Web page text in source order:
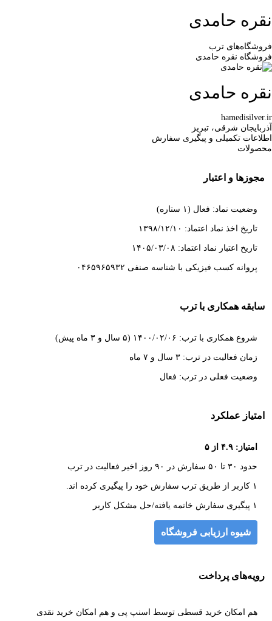
نقره حامدی
فروشگاه‌های ترب
فروشگاه نقره حامدی
نقره حامدی
hamedisilver.ir
آذربایجان شرقی، تبریز
اطلاعات تکمیلی و پیگیری سفارش
محصولات
مجوزها و اعتبار
وضعیت نماد: فعال (۱ ستاره)
تاریخ اخذ نماد اعتماد: ۱۳۹۸/۱۲/۱۰
تاریخ اعتبار نماد اعتماد: ۱۴۰۵/۰۳/۰۸
پروانه کسب فیزیکی با شناسه صنفی ۰۴۶۵۹۶۵۹۳۲
سابقه همکاری با ترب
شروع همکاری با ترب: ۱۴۰۰/۰۲/۰۶ (۵ سال و ۳ ماه پیش)
زمان فعالیت در ترب: ۳ سال و ۷ ماه
وضعیت فعلی در ترب: فعال
امتیاز عملکرد
امتیاز: ۴.۹ از ۵
حدود ۳۰ تا ۵۰ سفارش در ۹۰ روز اخیر فعالیت در ترب
۱ کاربر از طریق ترب سفارش خود را پیگیری کرده اند.
۱ پیگیری سفارش خاتمه یافته/حل مشکل کاربر
شیوه ارزیابی فروشگاه
رویه‌های پرداخت
هم امکان خرید قسطی توسط اسنپ پی و هم امکان خرید نقدی